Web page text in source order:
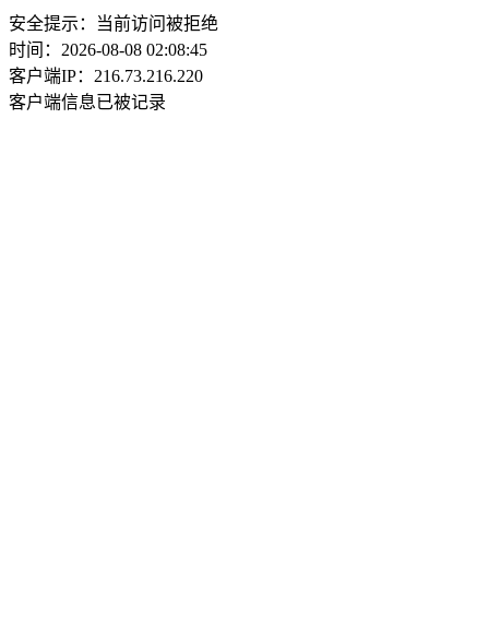
安全提示：当前访问被拒绝
时间：2026-08-08 02:08:45
客户端IP：216.73.216.220
客户端信息已被记录